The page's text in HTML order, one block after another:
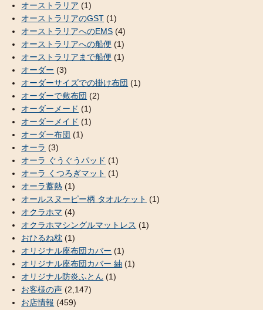
オーストラリア (1)
オーストラリアのGST (1)
オーストラリアへのEMS (4)
オーストラリアへの船便 (1)
オーストラリアまで船便 (1)
オーダー (3)
オーダーサイズでの掛け布団 (1)
オーダーで敷布団 (2)
オーダーメード (1)
オーダーメイド (1)
オーダー布団 (1)
オーラ (3)
オーラ ぐうぐうパッド (1)
オーラ くつろぎマット (1)
オーラ蓄熱 (1)
オールスヌーピー柄 タオルケット (1)
オクラホマ (4)
オクラホマシングルマットレス (1)
おひるね枕 (1)
オリジナル座布団カバー (1)
オリジナル座布団カバー 紬 (1)
オリジナル防炎ふとん (1)
お客様の声 (2,147)
お店情報 (459)